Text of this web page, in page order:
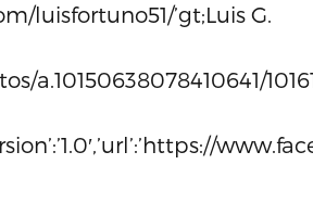
luisfortuno51/’gt;Luis G.